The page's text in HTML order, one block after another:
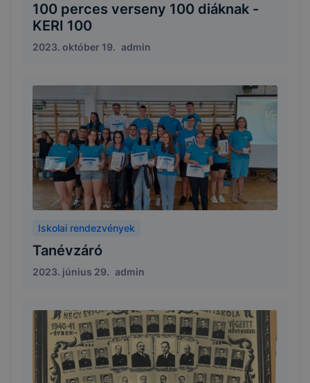
100 perces verseny 100 diáknak -
KERI 100
2023. október 19. admin
Iskolai rendezvények
Tanévzáró
2023. június 29. admin